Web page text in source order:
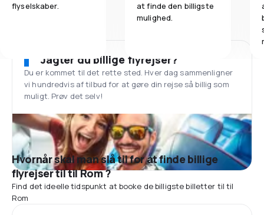
flyselskaber.
at finde den billigste
mulighed.
Jagter du billige flyrejser?
Du er kommet til det rette sted. Hver dag sammenligner
vi hundredvis af tilbud for at gøre din rejse så billig som
muligt. Prøv det selv!
Hvornår skal man slå til for at finde billige
flyrejser til til Rom ?
Find det ideelle tidspunkt at booke de billigste billetter til til
Rom